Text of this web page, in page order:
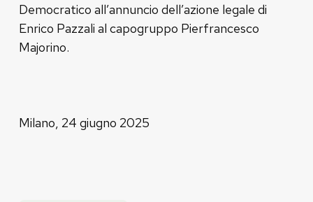
Democratico all’annuncio dell’azione legale di
Enrico Pazzali al capogruppo Pierfrancesco
Majorino.
Milano, 24 giugno 2025